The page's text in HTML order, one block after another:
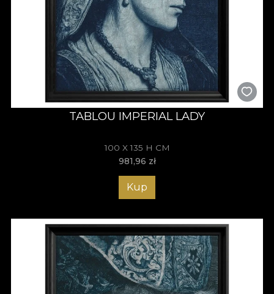
Va invitam intr-un pelerinaj in care veti fi invaluiti de seductia
traditiei si inovatiei cu “Terracota | the grandeur of yore”.
Completati-va interioarele cu aceste tapete exceptionale,
pictate manual, unde fiecare panou povesteste o poveste
despre cultura, arta si frumusete atemporala.
TABLOU IMPERIAL LADY
100 X 135 H CM
981,96 zł
Kup